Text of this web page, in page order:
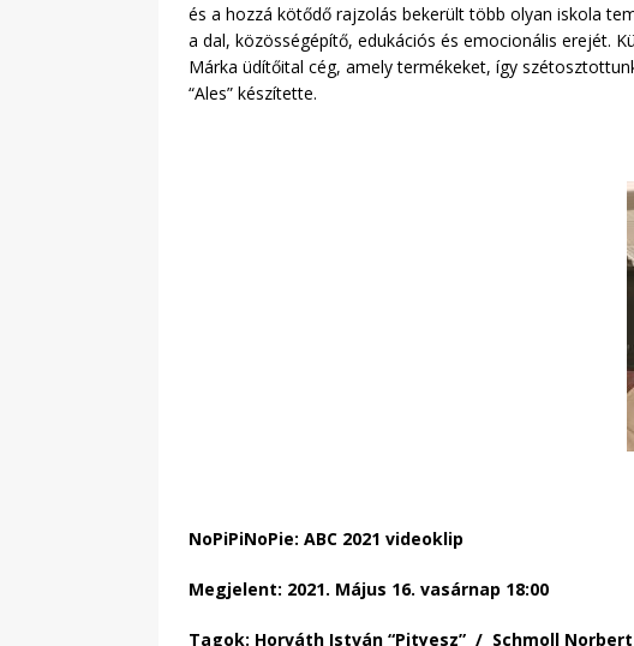
és a hozzá kötődő rajzolás bekerült több olyan iskola
a dal, közösségépítő, edukációs és emocionális erejét.
Márka üdítőital cég, amely termékeket, így
“Ales” készítette.
NoPiPiNoPie: ABC 2021 videoklip
Megjelent: 2021. Május 16. vasárnap 18:00
Tagok: Horváth István “Pityesz” / Schmoll Norbert